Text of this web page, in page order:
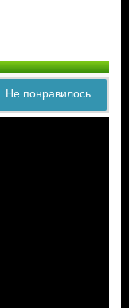
Не понравилось